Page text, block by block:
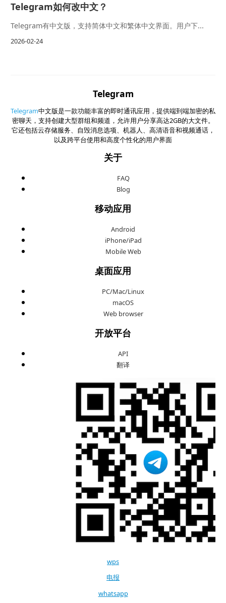
Telegram如何改中文？
Telegram有中文版，支持简体中文和繁体中文界面。用户下...
2026-02-24
Telegram
Telegram中文版是一款功能丰富的即时通讯应用，提供端到端加密的私
密聊天，支持创建大型群组和频道，允许用户分享高达2GB的大文件。
它还包括云存储服务、自毁消息选项、机器人、高清语音和视频通话，
以及跨平台使用和高度个性化的用户界面
关于
FAQ
Blog
移动应用
Android
iPhone/iPad
Mobile Web
桌面应用
PC/Mac/Linux
macOS
Web browser
开放平台
API
翻译
wps
电报
whatsapp